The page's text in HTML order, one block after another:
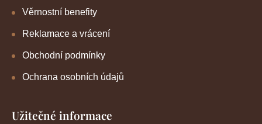
Věrnostní benefity
Reklamace a vrácení
Obchodní podmínky
Ochrana osobních údajů
Užitečné informace